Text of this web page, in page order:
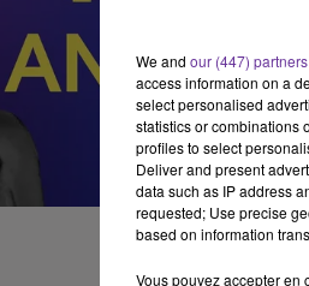
We and our (447) partners
access information on a
select personalised
statistics or combinations
profiles to select
Deliver and present
data such as IP address
requested; Use precise
based on information
Vous pouvez accepter en